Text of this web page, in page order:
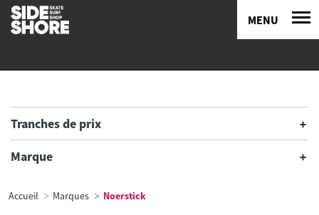
MENU
Tranches de prix
Marque
Accueil Marques Noerstick